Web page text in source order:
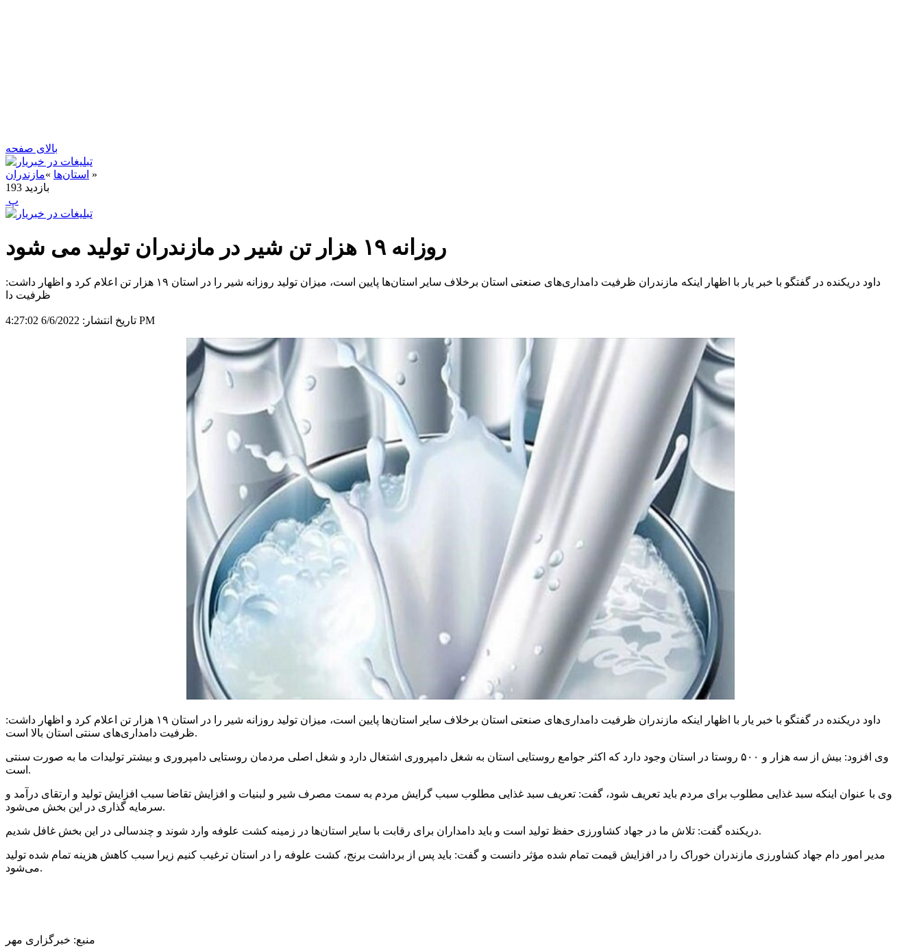
بالای صفحه
استان‌ها »مازندران
»
193 بازدید
‍ پ
روزانه ۱۹ هزار تن شیر در مازندران تولید می شود
داود دریکنده در گفتگو با خبر یار با اظهار اینکه مازندران ظرفیت دامداری‌های صنعتی استان برخلاف سایر استان‌ها پایین است، میزان تولید روزانه شیر را در استان ۱۹ هزار تن اعلام کرد و اظهار داشت:
ظرفیت دا
تاریخ انتشار: 6/6/2022 4:27:02 PM
داود دریکنده
در گفتگو با خبر یار با اظهار اینکه مازندران ظرفیت دامداری‌های صنعتی استان برخلاف سایر استان‌ها پایین است، میزان تولید روزانه شیر را در استان ۱۹ هزار تن اعلام کرد و اظهار داشت:
ظرفیت دامداری‌های سنتی استان بالا است.
وی افزود: بیش از سه هزار و ۵۰۰ روستا در استان وجود دارد که اکثر جوامع روستایی استان به شغل دامپروری اشتغال دارد و شغل اصلی مردمان روستایی دامپروری و بیشتر تولیدات ما به صورت سنتی
است.
وی با عنوان اینکه سبد غذایی مطلوب برای مردم باید تعریف شود، گفت: تعریف سبد غذایی مطلوب سبب گرایش مردم به سمت مصرف شیر و لبنیات و افزایش تقاضا سبب افزایش تولید و ارتقای درآمد و
سرمایه گذاری در این بخش می‌شود.
دریکندهگفت: تلاش ما در جهاد کشاورزی حفظ تولید است و باید دامداران برای رقابت با سایر استان‌ها در زمینه کشت علوفه وارد شوند و چندسالی در این بخش غافل شدیم.
مدیر امور دام جهاد کشاورزی مازندران خوراک را در افزایش قیمت تمام شده مؤثر دانست و گفت: باید پس از برداشت برنج، کشت علوفه را در استان ترغیب کنیم زیرا سبب کاهش هزینه تمام شده تولید
می‌شود.
منبع: خبرگزاری مهر